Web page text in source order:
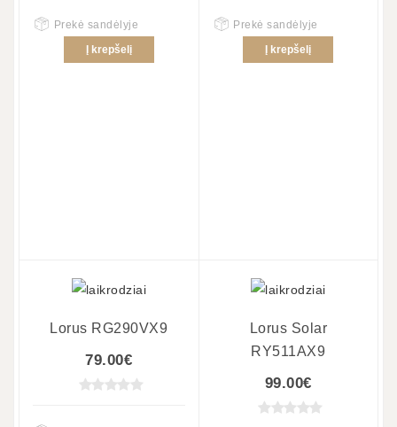
Prekė sandėlyje
Į krepšelį
Prekė sandėlyje
Į krepšelį
Lorus RG290VX9
79.00€
Lorus Solar
RY511AX9
99.00€